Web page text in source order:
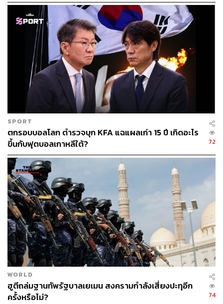
ส่วนที่ 1 เป็นขายตรงจากโรงกลั่น หรือผู้ค้าน้ำมันตามมาตรา
7 ไปยังสถานีบริการ ภาคอุตสาหกรรม ราชการและ
รัฐวิสาหกิจ ขนส่ง
ส่วนที่ 2 จัดส่งโดยรถไฟ เรือ และรถบรรทุก ไปยังคลังภูมิภาค
ของผู้ค้าหลัก (ผู้ค้าน้ำมันตามมาตรา 7) ส่งต่อไปยังภาคส่วน
อื่น ๆ โดยเฉพาะสถานีบริการเช่นเดียวกันกับส่วนที่ 1
ส่วนที่ 3 การจำหน่ายให้กับผู้ค้าน้ำมันตามมาตรา 10
(Jobber) ปริมาณ 6.337 ล้านลิตร ซึ่งเมื่อรวม กับปริมาณที่
จำหน่ายข้างต้น อยู่ที่ 79.42 ล้านลิตร เป็นปริมาณน้ำมันดีเซล
ที่จำหน่ายในประเทศ รวมทั้งสิ้น 85.757 ล้านลิตร (ณ 24
มีนาคม 2569)
SPORT
ตกรอบบอลโลก ตำรวจบุก KFA แฉแผลเก่า 15 ปี เกิดอะไร
ขึ้นกับฟุตบอลเกาหลีใต้?
72
WORLD
ฮูตีถล่มฐานทัพรัฐบาลเยเมน สงครามกำลังเสี่ยงปะทุอีก
ครั้งหรือไม่?
74